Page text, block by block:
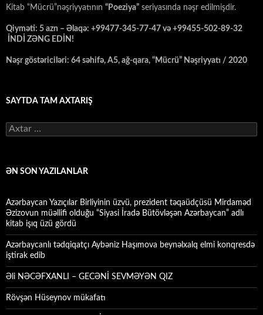
Kitab “Mücrü”nəşriyyatının “Poeziya” seriyasında nəşr edilmişdir.
Qiyməti: 5 azn – Əlaqə: +99477-345-77-47 və +99455-502-89-32
İNDİ ZƏNG EDİN!
Nəşr göstəriciləri: 64 səhifə, A5, ağ-qara, “Mücrü” Nəşriyyatı / 2020
SAYTDA TAM AXTARIŞ
Axtarış:
ƏN SON YAZILANLAR
Azərbaycan Yazıçılar Birliyinin üzvü, prezident təqaüdçüsü Mirdaməd
Əzizovun müəllifi olduğu “Siyasi İradə Bütövləşən Azərbaycan” adlı
kitab işıq üzü gördü
Azərbaycanlı tədqiqatçı Aybəniz Haşımova beynəlxalq elmi konqresdə
iştirak edib
Əli NƏCƏFXANLI – GECƏNİ SEVMƏYƏN QIZ
Rövşən Hüseynov mükafatı